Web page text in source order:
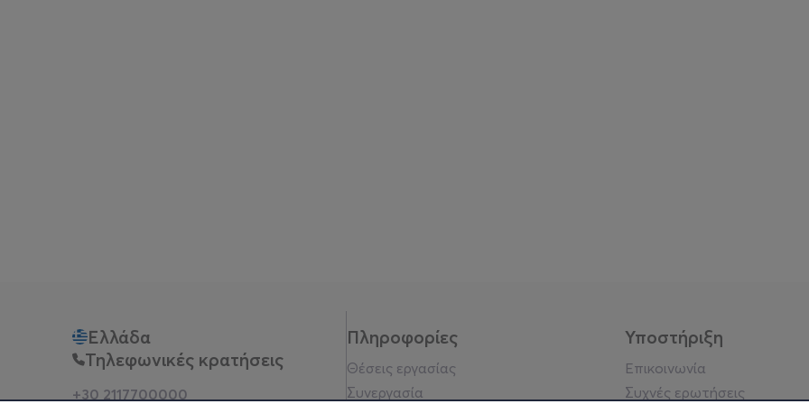
Ελλάδα
Τηλεφωνικές κρατήσεις
+30 2117700000
Πληροφορίες
Θέσεις εργασίας
Συνεργασία
Υποστήριξη
Επικοινωνία
Συχνές ερωτήσεις